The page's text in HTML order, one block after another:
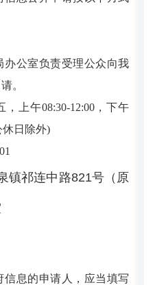
办公室负责受理公众向我
。
上午08:30-12:00，下午
休日除外)
镇祁连中路821号（原
信息的申请人，应当填写